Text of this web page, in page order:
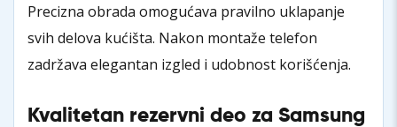
Precizna obrada omogućava pravilno uklapanje
svih delova kućišta. Nakon montaže telefon
zadržava elegantan izgled i udobnost korišćenja.
Kvalitetan rezervni deo za Samsung